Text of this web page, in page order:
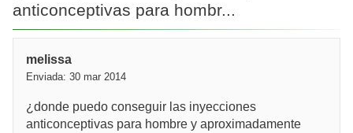
anticonceptivas para hombr...
melissa
Enviada: 30 mar 2014
¿donde puedo conseguir las inyecciones
anticonceptivas para hombre y aproximadamente